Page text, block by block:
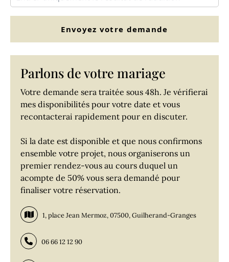
Parlons de votre mariage
Votre demande sera traitée sous 48h. Je vérifierai
mes disponibilités pour votre date et vous
recontacterai rapidement pour en discuter.
Si la date est disponible et que nous confirmons
ensemble votre projet, nous organiserons un
premier rendez-vous au cours duquel un
acompte de 50% vous sera demandé pour
finaliser votre réservation.
1, place Jean Mermoz, 07500, Guilherand-Granges
06 66 12 12 90
Envoyez votre demande